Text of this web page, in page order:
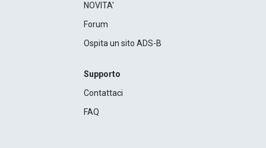
NOVITA'
Forum
Ospita un sito ADS-B
Supporto
Contattaci
FAQ